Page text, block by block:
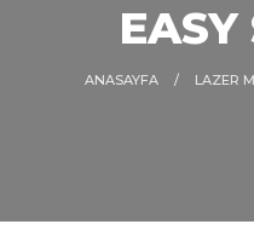
EASY
ANASAYFA LAZER